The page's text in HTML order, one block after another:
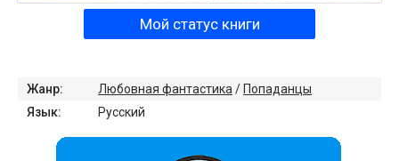
Мой статус книги
Жанр: Любовная фантастика /Попаданцы
Язык:
Русский